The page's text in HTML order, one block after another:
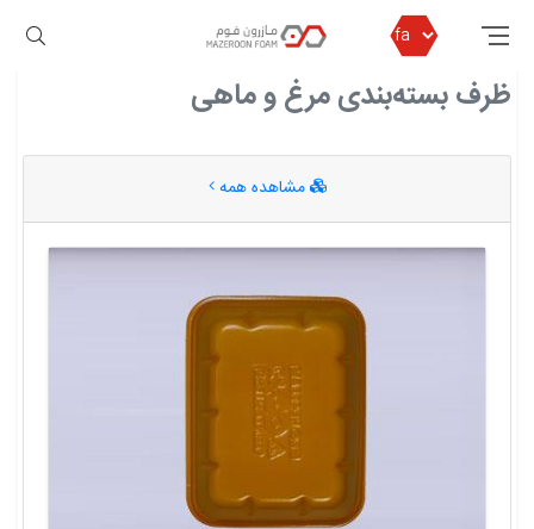
مازرون فوم ظرف بسته‌بندی مرغ و ماهی
ظرف بسته‌بندی مرغ و ماهی
مشاهده همه